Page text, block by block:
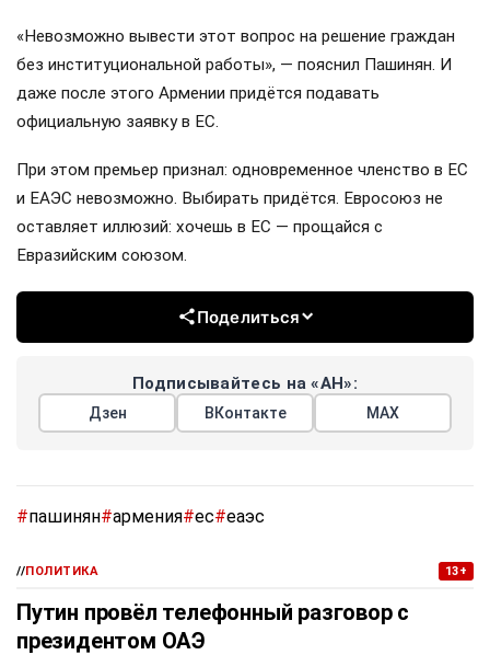
«Невозможно вывести этот вопрос на решение граждан
без институциональной работы», — пояснил Пашинян. И
даже после этого Армении придётся подавать
официальную заявку в ЕС.
При этом премьер признал: одновременное членство в ЕС
и ЕАЭС невозможно. Выбирать придётся. Евросоюз не
оставляет иллюзий: хочешь в ЕС — прощайся с
Евразийским союзом.
Поделиться
Подписывайтесь на «АН»:
Дзен ВКонтакте МАХ
#пашинян#армения#ес#еаэс
//ПОЛИТИКА 13+
Путин провёл телефонный разговор с
президентом ОАЭ